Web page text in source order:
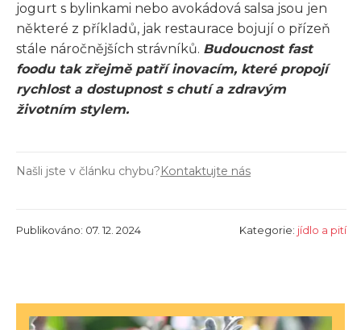
jogurt s bylinkami nebo avokádová salsa jsou jen
některé z příkladů, jak restaurace bojují o přízeň
stále náročnějších strávníků. Budoucnost fast
foodu tak zřejmě patří inovacím, které propojí
rychlost a dostupnost s chutí a zdravým
životním stylem.
Našli jste v článku chybu?Kontaktujte nás
Publikováno: 07. 12. 2024 Kategorie: jídlo a pití